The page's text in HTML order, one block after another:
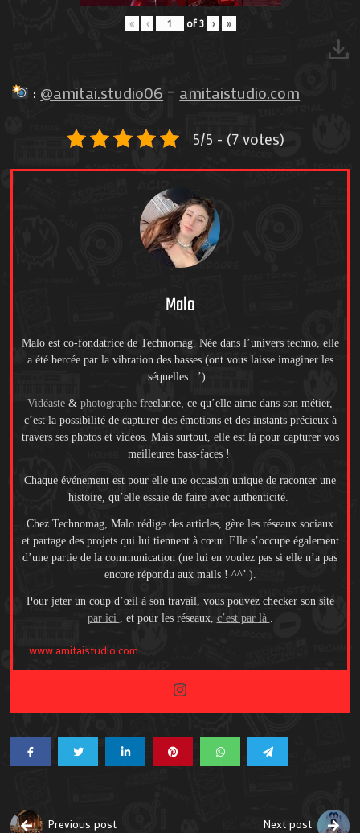
« ‹ of 3 › »
: @amitai.studio06 – amitaistudio.com
5/5 - (7 votes)
Malo
Malo est co-fondatrice de Technomag. Née dans l’univers techno, elle
a été bercée par la vibration des basses (ont vous laisse imaginer les
séquelles :’).
Vidéaste & photographe freelance, ce qu’elle aime dans son métier,
c’est la possibilité de capturer des émotions et des instants précieux à
travers ses photos et vidéos. Mais surtout, elle est là pour capturer vos
meilleures bass-faces !
Chaque événement est pour elle une occasion unique de raconter une
histoire, qu’elle essaie de faire avec authenticité.
Chez Technomag, Malo rédige des articles, gère les réseaux sociaux
et partage des projets qui lui tiennent à cœur. Elle s’occupe également
d’une partie de la communication (ne lui en voulez pas si elle n’a pas
encore répondu aux mails ! ^^’ ).
Pour jeter un coup d’œil à son travail, vous pouvez checker son site
par ici
, et pour les réseaux, c’est par là
www.amitaistudio.com
Previous post Next post